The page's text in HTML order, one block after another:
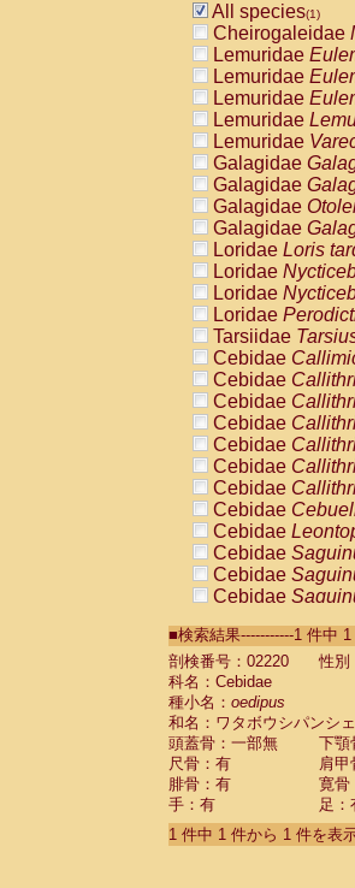
All species(1)
Cheirogaleidae
Lemuridae
Lemuridae
Lemuridae
Lemuridae
Lemuridae
Galagidae
Galagidae
Galagidae
Galagidae
Loridae Loris
Loridae
Loridae
Loridae
Tarsiidae
Cebidae
Cebidae
Cebidae
Cebidae
Cebidae
Cebidae
Cebidae
Cebidae
Cebidae
Cebidae
Cebidae
Cebidae
Cebidae
Cebidae
Cebidae
Cebidae
Cebidae
Cebidae
Cebidae
Cebidae
Cebidae Aotus
Cebidae Cebus
■検索結果-----------1 件中
剖検番号：02220
性別
科名：Cebidae
種小名： oedipus
和名：ワタボウシパンシェ
頭蓋骨：一部無
下顎
尺骨：有
肩甲
腓骨：有
寛骨
手：有
足：
1 件中 1 件から 1 件を表